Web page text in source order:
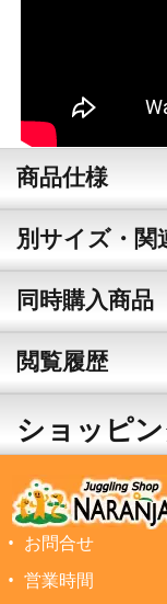
商品仕様
別サイズ・関
同時購入商品
閲覧履歴
ショッピ
お問合せ
営業時間